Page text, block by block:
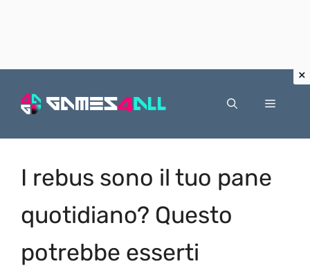
Menu
I rebus sono il tuo pane
quotidiano? Questo
potrebbe esserti